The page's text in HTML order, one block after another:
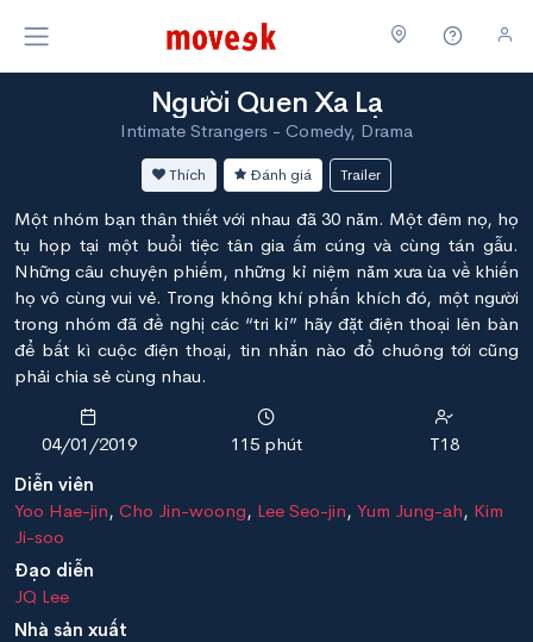
Người Quen Xa Lạ
Intimate Strangers - Comedy, Drama
Thích Đánh giá Trailer
Một nhóm bạn thân thiết với nhau đã 30 năm. Một đêm nọ, họ
tụ họp tại một buổi tiệc tân gia ấm cúng và cùng tán gẫu.
Những câu chuyện phiếm, những kỉ niệm năm xưa ùa về khiến
họ vô cùng vui vẻ. Trong không khí phấn khích đó, một người
trong nhóm đã đề nghị các “tri kỉ” hãy đặt điện thoại lên bàn
để bất kì cuộc điện thoại, tin nhắn nào đổ chuông tới cũng
phải chia sẻ cùng nhau.
04/01/2019 115 phút
T18
Diễn viên
Yoo Hae-jin, Cho Jin-woong, Lee Seo-jin, Yum Jung-ah, Kim
Ji-soo
Đạo diễn
JQ Lee
Nhà sản xuất